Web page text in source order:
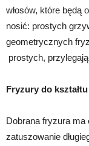
włosów, które będą
nosić: prostych
geometrycznych
prostych,
Fryzury do
Dobrana fryzura
zatuszowanie